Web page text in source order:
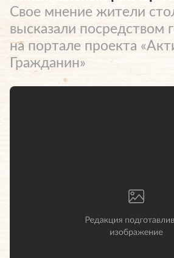
Свое мнение жители
высказали посредством
на портале проекта
Гражданин»